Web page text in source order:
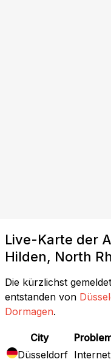
Live-Karte der
Hilden, North
Die kürzlichst
entstanden von
Dormagen.
City
Düsseldorf Internet